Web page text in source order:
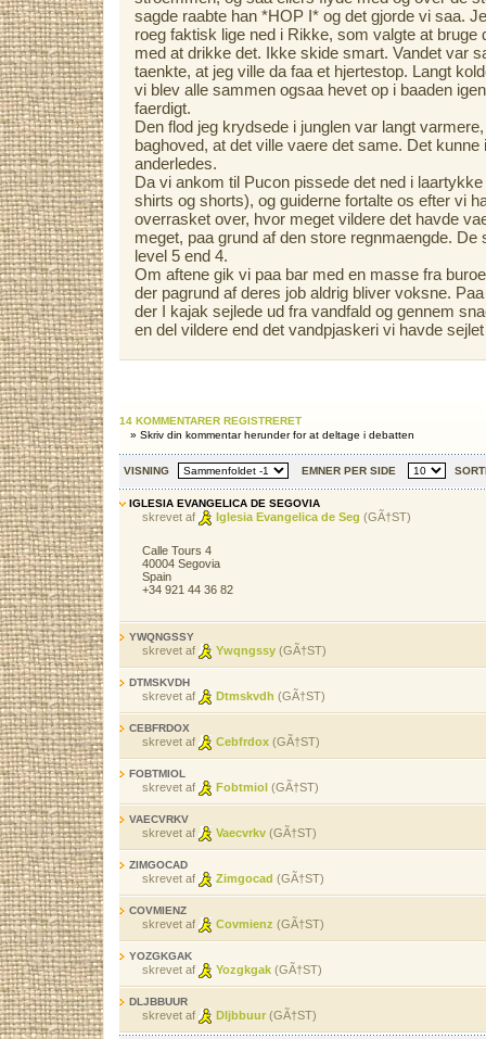
sagde raabte han *HOP I* og det gjorde vi saa.
roeg faktisk lige ned i Rikke, som valgte at bruge
med at drikke det. Ikke skide smart. Vandet var
taenkte, at jeg ville da faa et hjertestop. Langt
vi blev alle sammen ogsaa hevet op i baaden
faerdigt.
Den flod jeg krydsede i junglen var langt
baghoved, at det ville vaere det same. Det
anderledes.
Da vi ankom til Pucon pissede det ned i
shirts og shorts), og guiderne fortalte os efter vi
overrasket over, hvor meget vildere det havde
meget, paa grund af den store regnmaengde. De
level 5 end 4.
Om aftene gik vi paa bar med en masse fra
der pagrund af deres job aldrig bliver voksne.
der I kajak sejlede ud fra vandfald og gennem
en del vildere end det vandpjaskeri vi havde
14 KOMMENTARER REGISTRERET
» Skriv din kommentar herunder for at deltage i debatten
VISNING EMNER PER SIDE
IGLESIA EVANGELICA DE SEGOVIA
skrevet af Iglesia Evangelica de Seg (GÃ†ST)
Calle Tours 4
40004 Segovia
Spain
+34 921 44 36 82
YWQNGSSY
skrevet af Ywqngssy (GÃ†ST)
DTMSKVDH
skrevet af Dtmskvdh (GÃ†ST)
CEBFRDOX
skrevet af Cebfrdox (GÃ†ST)
FOBTMIOL
skrevet af Fobtmiol (GÃ†ST)
VAECVRKV
skrevet af Vaecvrkv (GÃ†ST)
ZIMGOCAD
skrevet af Zimgocad (GÃ†ST)
COVMIENZ
skrevet af Covmienz (GÃ†ST)
YOZGKGAK
skrevet af Yozgkgak (GÃ†ST)
DLJBBUUR
skrevet af Dljbbuur (GÃ†ST)